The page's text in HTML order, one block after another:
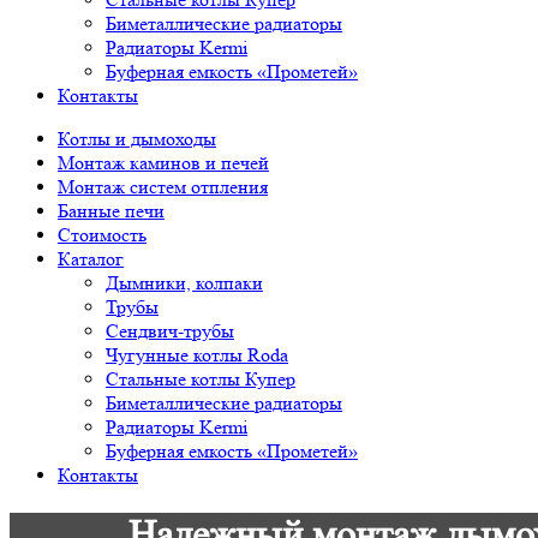
Биметаллические радиаторы
Радиаторы Kermi
Буферная емкость «Прометей»
Контакты
Котлы и дымоходы
Монтаж каминов и печей
Монтаж систем отпления
Банные печи
Стоимость
Каталог
Дымники, колпаки
Трубы
Сендвич-трубы
Чугунные котлы Roda
Стальные котлы Купер
Биметаллические радиаторы
Радиаторы Kermi
Буферная емкость «Прометей»
Контакты